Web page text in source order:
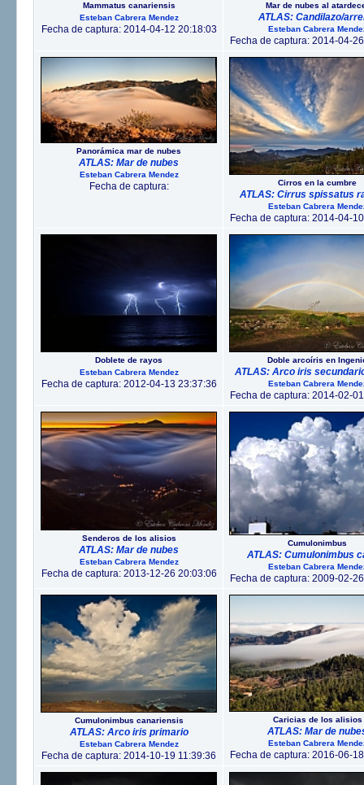
Mammatus canariensis
Esteban Cabrera Mendez
Fecha de captura: 2014-04-12 20:18:03
Mar de nubes al
ATLAS: Candilazo/
Esteban Cabrera
Fecha de captura: 2014-04-
Panorámica mar de nubes
ATLAS: Mar de nubes
Esteban Cabrera Mendez
Fecha de captura: Cirros en la cumbre
ATLAS: Cirrus spissatus
Esteban Cabrera
Fecha de captura: 2014-04-
Doblete de rayos
Esteban Cabrera Mendez
Fecha de captura: 2012-04-13 23:37:36
Doble arcoíris en
ATLAS: Arco iris
Esteban Cabrera
Fecha de captura: 2014-02-
Senderos de los alisios
ATLAS: Mar de nubes
Esteban Cabrera Mendez
Fecha de captura: 2013-12-26 20:03:06
Cumulonimbus
ATLAS: Cumulonimbus
Esteban Cabrera
Fecha de captura: 2009-02-
Cumulonimbus canariensis
ATLAS: Arco iris primario
Esteban Cabrera Mendez
Fecha de captura: 2014-10-19 11:39:36
Caricias de los alisios
ATLAS: Mar de
Esteban Cabrera
Fecha de captura: 2016-06-